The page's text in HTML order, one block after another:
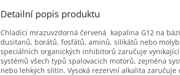
Detailní popis produktu
Chladící mrazuvzdorná červená kapalina G12 na
dusitanů, borátů, fosfátů, aminů, silikátů nebo
speciálních organických inhibitorů zaručuje
systémů všech typů spalovacích motorů, zejména
nebo lehkých slitin. Vysoká rezervní alkalita